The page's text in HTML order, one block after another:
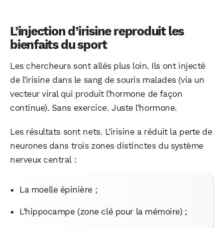
L’injection d’irisine reproduit les
bienfaits du sport
Les chercheurs sont allés plus loin. Ils ont injecté
de l’irisine dans le sang de souris malades (via un
vecteur viral qui produit l’hormone de façon
continue). Sans exercice. Juste l’hormone.
Les résultats sont nets. L’irisine a réduit la perte de
neurones dans trois zones distinctes du système
nerveux central :
La moelle épinière ;
L’hippocampe (zone clé pour la mémoire) ;